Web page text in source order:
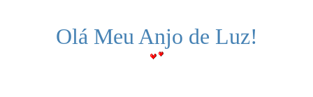
Olá Meu Anjo de Luz!